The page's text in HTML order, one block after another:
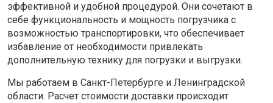
эффективной и удобной процедурой. Они сочетают в
себе функциональность и мощность погрузчика с
возможностью транспортировки, что обеспечивает
избавление от необходимости привлекать
дополнительную технику для погрузки и выгрузки.
Мы работаем в Санкт-Петербурге и Ленинградской
области. Расчет стоимости доставки происходит